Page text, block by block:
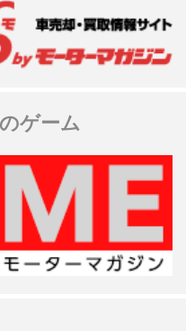
ゲーム